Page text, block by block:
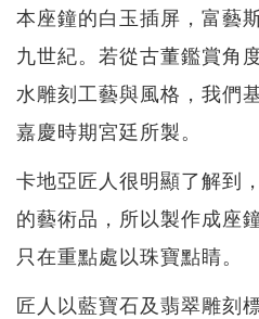
本座鐘的白玉插屏，富藝
九世紀。若從古董鑑賞角
水雕刻工藝與風格，我們
嘉慶時期宮廷所製。
卡地亞匠人很明顯了解到
的藝術品，所以製作成座
只在重點處以珠寶點睛。
匠人以藍寶石及翡翠雕刻